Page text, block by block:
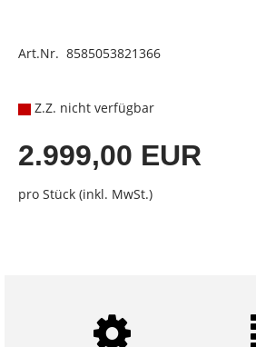
Art.Nr. 8585053821366
Z.Z. nicht verfügbar
2.999,00 EUR
pro Stück (inkl. MwSt.)